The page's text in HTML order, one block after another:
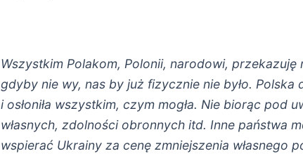
Wszystkim Polakom, Polonii, narodowi, przekazuję
gdyby nie wy, nas by już fizycznie nie było. Polska
i osłoniła wszystkim, czym mogła. Nie biorąc pod
własnych, zdolności obronnych itd. Inne państwa
wspierać Ukrainy za cenę zmniejszenia własnego